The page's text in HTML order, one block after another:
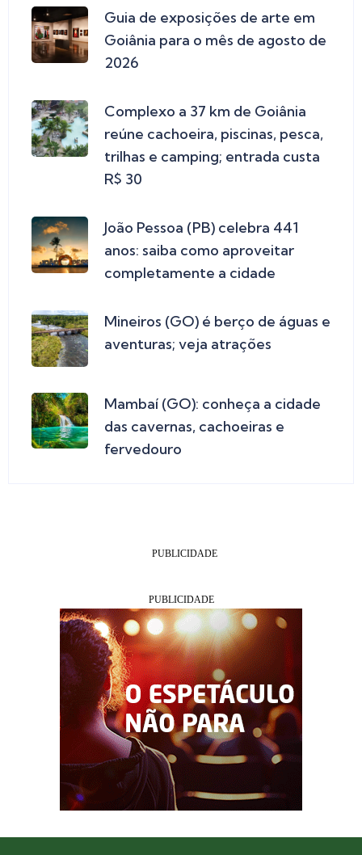
Guia de exposições de arte em
Goiânia para o mês de agosto de
2026
Complexo a 37 km de Goiânia
reúne cachoeira, piscinas, pesca,
trilhas e camping; entrada custa
R$ 30
João Pessoa (PB) celebra 441
anos: saiba como aproveitar
completamente a cidade
Mineiros (GO) é berço de águas e
aventuras; veja atrações
Mambaí (GO): conheça a cidade
das cavernas, cachoeiras e
fervedouro